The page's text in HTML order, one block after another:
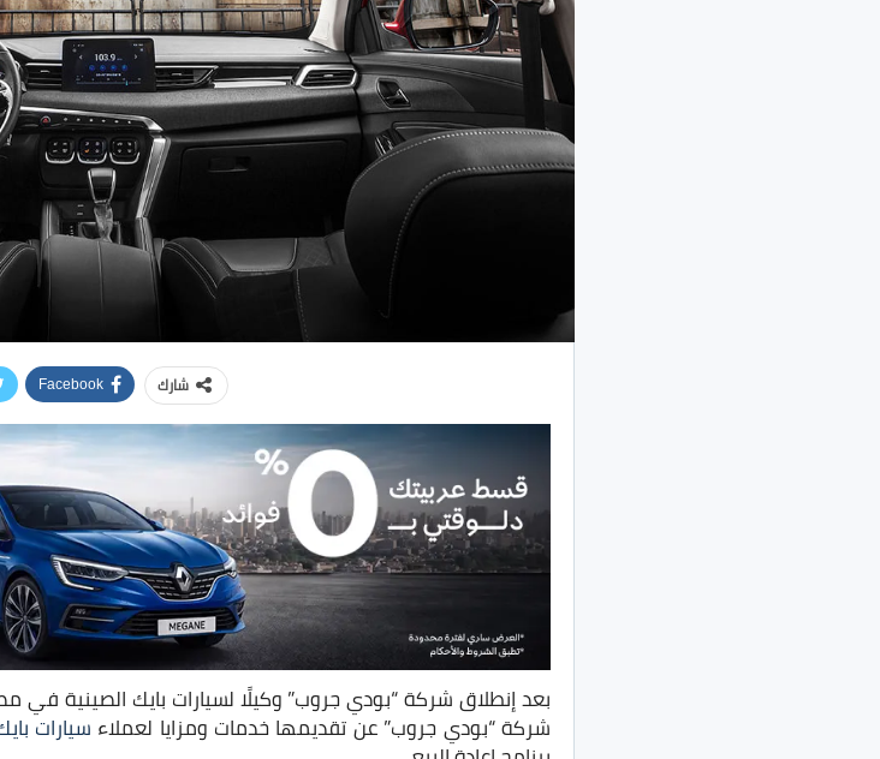
شارك Facebook
بعد إنطلاق شركة “بودي جروب” وكيلًا لسيارات بايك الصينية في
شركة “بودي جروب” عن تقديمها خدمات ومزايا لعملاء سيارات